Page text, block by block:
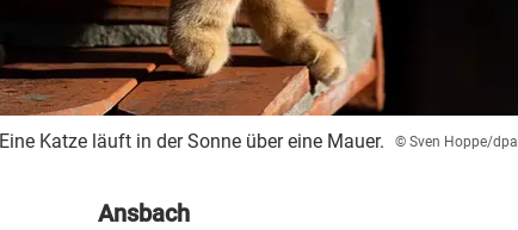
Eine Katze läuft in der Sonne über eine Mauer. © Sven Hoppe/dpa
Ansbach